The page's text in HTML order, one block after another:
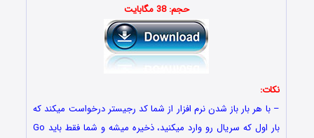
حجم: 38 مگابایت
نکات:
– با هر بار باز شدن نرم افزار از شما کد رجیستر درخواست میکند که
بار اول که سریال رو وارد میکنید، ذخیره میشه و شما فقط باید Go